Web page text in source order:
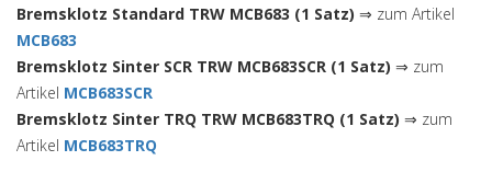
Bremsklotz Standard TRW MCB683 (1 Satz) ⇒ zum Artikel
MCB683
Bremsklotz Sinter SCR TRW MCB683SCR (1 Satz) ⇒ zum
Artikel MCB683SCR
Bremsklotz Sinter TRQ TRW MCB683TRQ (1 Satz) ⇒ zum
Artikel MCB683TRQ